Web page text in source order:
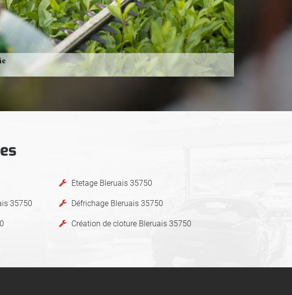
Etetage Bleruais 35750
35750 Défrichage Bleruais 35750
Création de cloture Bleruais 35750